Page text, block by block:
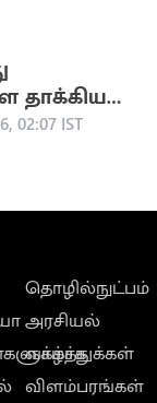
02:07 IST
தொழில்நுட்பம்
அரசியல்
வாழ்த்துக்கள்
விளம்பரங்கள்